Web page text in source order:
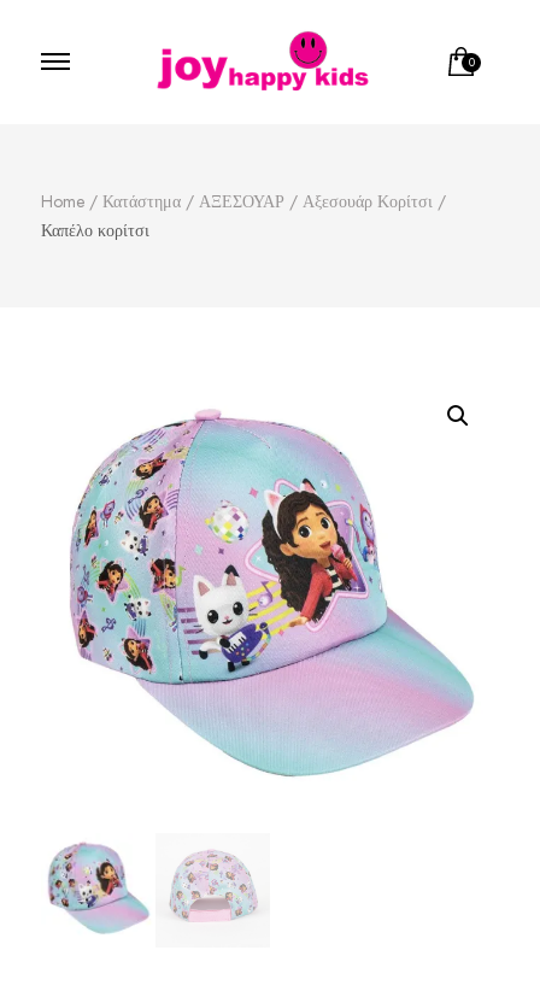
0
Home / Κατάστημα / ΑΞΕΣΟΥΑΡ / Αξεσουάρ Κορίτσι /
Καπέλο κορίτσι